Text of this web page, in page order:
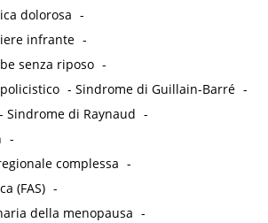
dolorosa -
infrante -
senza riposo -
-Sindrome di Guillain-Barré -
-Sindrome di Raynaud -
-
complessa -
(FAS) -
della menopausa -